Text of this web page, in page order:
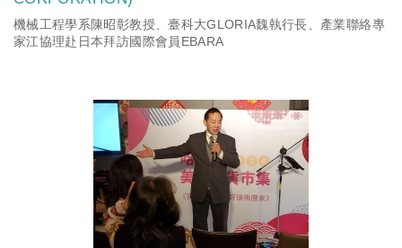
機械工程學系陳昭彰教授、臺科大GLORIA魏執行長、產業聯絡專
家江協理赴日本拜訪國際會員EBARA